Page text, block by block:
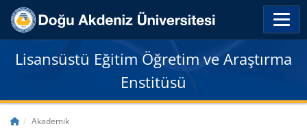
Lisansüstü Eğitim Öğretim ve Araştırma
Enstitüsü
Akademik